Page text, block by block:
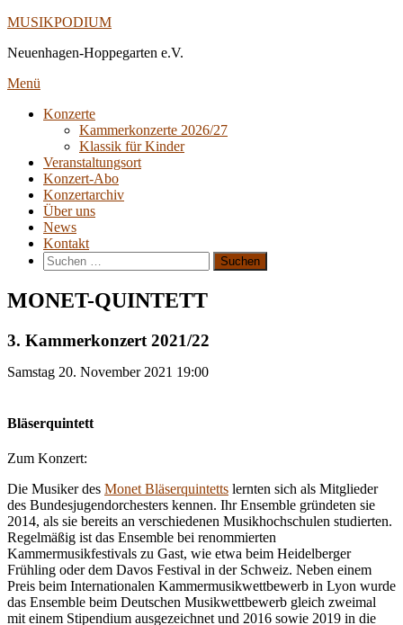
Direkt
Inhalt
MUSIKPODIUM
Neuenhagen-Hoppegarten e.V.
Menü
Konzerte
Kammerkonzerte 2026/27
Klassik für Kinder
Veranstaltungsort
Konzert-Abo
Konzertarchiv
Über uns
News
Kontakt
Suche
nach:
MONET-QUINTETT
3. Kammerkonzert 2021/22
Samstag 20. November 2021 19:00
Bläserquintett
Zum Konzert:
Die Musiker des Monet Bläserquintetts lernten sich als Mitglieder
des Bundesjugendorchesters kennen. Ihr Ensemble gründeten sie
2014, als sie bereits an verschiedenen Musikhochschulen studierten.
Regelmäßig ist das Ensemble bei renommierten
Kammermusikfestivals zu Gast, wie etwa beim Heidelberger
Frühling oder dem Davos Festival in der Schweiz. Neben einem
Preis beim Internationalen Kammermusikwettbewerb in Lyon wurde
das Ensemble beim Deutschen Musikwettbewerb gleich zweimal
mit einem Stipendium ausgezeichnet und 2016 sowie 2019 in die